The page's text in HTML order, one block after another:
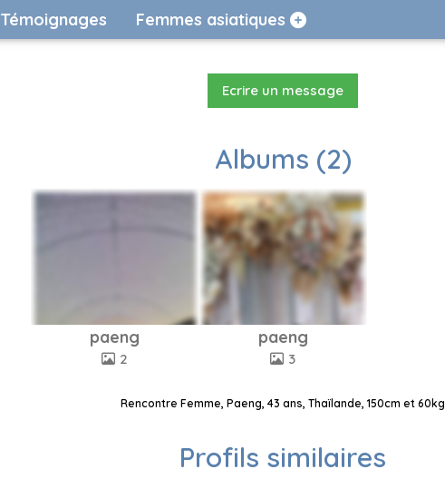
Témoignages Femmes asiatiques
Ecrire un message
Albums (2)
paeng
2
paeng
3
Rencontre Femme, Paeng, 43 ans, Thaïlande, 150cm et 60kg
Profils similaires